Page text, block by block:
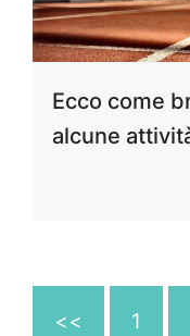
Ecco come
alcune
<< 1